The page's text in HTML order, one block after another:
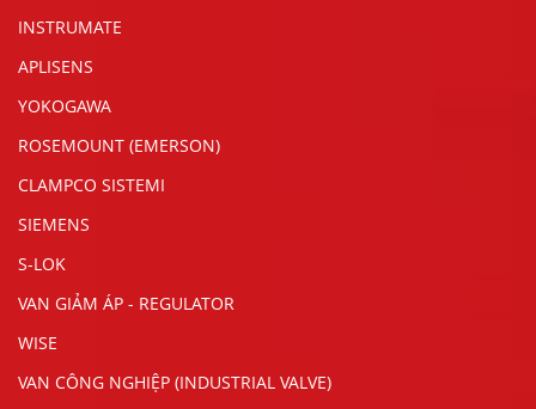
INSTRUMATE
APLISENS
YOKOGAWA
ROSEMOUNT (EMERSON)
CLAMPCO SISTEMI
SIEMENS
S-LOK
VAN GIẢM ÁP - REGULATOR
WISE
VAN CÔNG NGHIỆP (INDUSTRIAL VALVE)